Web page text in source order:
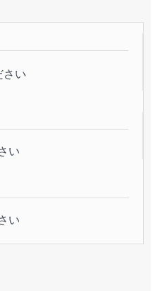
さい
い
い